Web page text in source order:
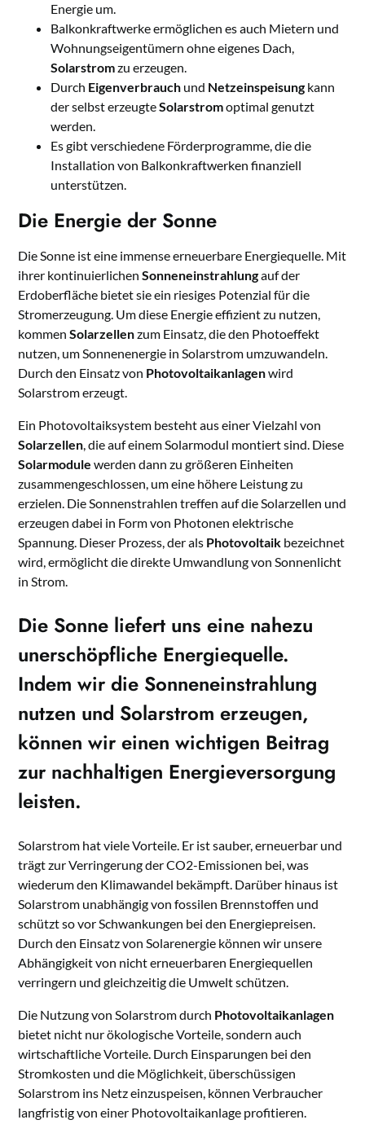
Energie um.
Balkonkraftwerke ermöglichen es auch Mietern und
Wohnungseigentümern ohne eigenes Dach,
Solarstromzu erzeugen.
Durch Eigenverbrauch und Netzeinspeisung kann
der selbst erzeugteSolarstromoptimal genutzt
werden.
Es gibt verschiedene Förderprogramme, die die
Installation von Balkonkraftwerken finanziell
unterstützen.
Die Energie der Sonne
Die Sonne ist eine immense erneuerbare Energiequelle. Mit
ihrer kontinuierlichenSonneneinstrahlungauf der
Erdoberfläche bietet sie ein riesiges Potenzial für die
Stromerzeugung. Um diese Energie effizient zu nutzen,
kommenSolarzellenzum Einsatz, die den Photoeffekt
nutzen, um Sonnenenergie in Solarstrom umzuwandeln.
Durch den Einsatz von Photovoltaikanlagenwird
Solarstrom erzeugt.
Ein Photovoltaiksystem besteht aus einer Vielzahl von
Solarzellen, die auf einem Solarmodul montiert sind. Diese
Solarmodule werden dann zu größeren Einheiten
zusammengeschlossen, um eine höhere Leistung zu
erzielen. Die Sonnenstrahlen treffen auf die Solarzellen und
erzeugen dabei in Form von Photonen elektrische
Spannung. Dieser Prozess, der als Photovoltaik bezeichnet
wird, ermöglicht die direkte Umwandlung von Sonnenlicht
in Strom.
Die Sonne liefert uns eine nahezu
unerschöpfliche Energiequelle.
Indem wir die Sonneneinstrahlung
nutzen und Solarstrom erzeugen,
können wir einen wichtigen Beitrag
zur nachhaltigen Energieversorgung
leisten.
Solarstrom hat viele Vorteile. Er ist sauber, erneuerbar und
trägt zur Verringerung der CO2-Emissionen bei, was
wiederum den Klimawandel bekämpft. Darüber hinaus ist
Solarstrom unabhängig von fossilen Brennstoffen und
schützt so vor Schwankungen bei den Energiepreisen.
Durch den Einsatz von Solarenergie können wir unsere
Abhängigkeit von nicht erneuerbaren Energiequellen
verringern und gleichzeitig die Umwelt schützen.
Die Nutzung von Solarstrom durch Photovoltaikanlagen
bietet nicht nur ökologische Vorteile, sondern auch
wirtschaftliche Vorteile. Durch Einsparungen bei den
Stromkosten und die Möglichkeit, überschüssigen
Solarstrom ins Netz einzuspeisen, können Verbraucher
langfristig von einer Photovoltaikanlage profitieren.